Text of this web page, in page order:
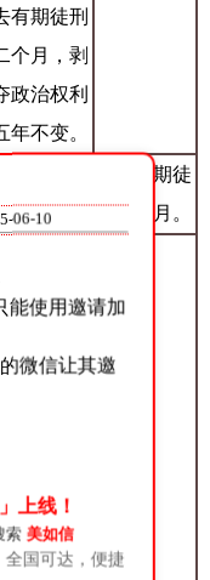
有期徒刑
个月，剥
政治权利
年不变。
减去有期徒
刑五个月。
民法院于
日以（20
为有期徒
二十二
06-10
能使用邀请加
微信让其邀
上线！
索 美如信
国可达，便捷